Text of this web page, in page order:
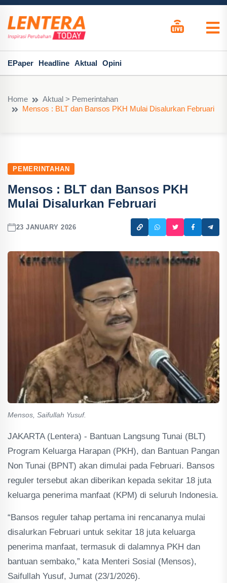
EPaper Headline Aktual Opini
Home
Aktual > Pemerintahan
Mensos : BLT dan Bansos PKH Mulai Disalurkan Februari
PEMERINTAHAN
Mensos : BLT dan Bansos PKH
Mulai Disalurkan Februari
23 JANUARY 2026
Mensos, Saifullah Yusuf.
JAKARTA (Lentera) - Bantuan Langsung Tunai (BLT)
Program Keluarga Harapan (PKH), dan Bantuan Pangan
Non Tunai (BPNT) akan dimulai pada Februari. Bansos
reguler tersebut akan diberikan kepada sekitar 18 juta
keluarga penerima manfaat (KPM) di seluruh Indonesia.
“Bansos reguler tahap pertama ini rencananya mulai
disalurkan Februari untuk sekitar 18 juta keluarga
penerima manfaat, termasuk di dalamnya PKH dan
bantuan sembako,” kata Menteri Sosial (Mensos),
Saifullah Yusuf, Jumat (23/1/2026).